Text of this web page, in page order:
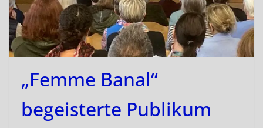
„Femme Banal“
begeisterte Publikum